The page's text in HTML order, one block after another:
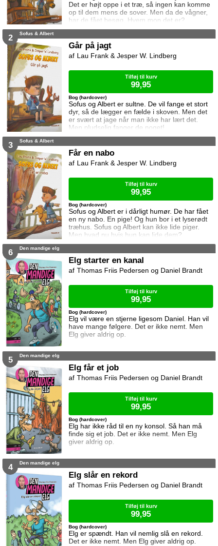
Det er højt oppe i et træ, så ingen kan komme
op til dem mens de sover. Men da de vågner,
har de fået besøg. Hvem mon det er?
2 Sofus & Albert
Går på jagt
Sofus og Albert er sultne. De vil fange et stort
dyr, så de lægger en fælde i skoven. Men det
er svært at jage når man ikke har lært det.
Men pludselig fanger de noget!
Bog (hardcover)
Lau Frank & Jesper W. Lindberg
Tilføj til kurv
99,95
3 Sofus & Albert
Får en nabo
Sofus og Albert er i dårligt humør. De har fået
en ny nabo. En pige! Og hun bor i et lyserødt
træhus. Sofus og Albert kan ikke lide piger.
Men hvad nu hvis hun kan lide dem?
Bog (hardcover)
Lau Frank & Jesper W. Lindberg
Tilføj til kurv
99,95
6 Den mandige elg
Elg starter en kanal
Elg vil være en stjerne ligesom Daniel. Han vil
have mange følgere. Det er ikke nemt. Men
Elg giver aldrig op.
Bog (hardcover)
Thomas Friis Pedersen og Daniel Brandt
Tilføj til kurv
99,95
5 Den mandige elg
Elg får et job
Elg har ikke råd til en ny konsol. Så han må
finde sig et job. Det er ikke nemt. Men Elg
giver aldrig op.
Bog (hardcover)
Thomas Friis Pedersen og Daniel Brandt
Tilføj til kurv
99,95
4 Den mandige elg
Elg slår en rekord
Elg er spændt. Han vil nemlig slå en rekord.
Det er ikke nemt. Men Elg giver aldrig op.
Bog (hardcover)
Thomas Friis Pedersen og Daniel Brandt
Tilføj til kurv
99,95